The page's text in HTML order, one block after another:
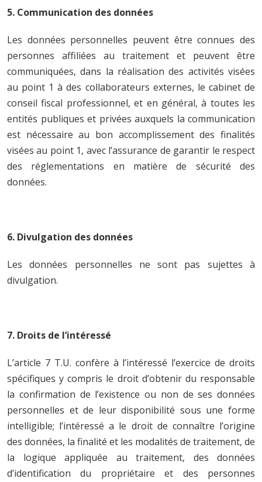
5. Communication des données
Les données personnelles peuvent être connues des
personnes affiliées au traitement et peuvent être
communiquées, dans la réalisation des activités visées
au point 1 à des collaborateurs externes, le cabinet de
conseil fiscal professionnel, et en général, à toutes les
entités publiques et privées auxquels la communication
est nécessaire au bon accomplissement des finalités
visées au point 1, avec l’assurance de garantir le respect
des réglementations en matière de sécurité des
données.
6. Divulgation des données
Les données personnelles ne sont pas sujettes à
divulgation.
7. Droits de l’intéressé
L’article 7 T.U. confère à l’intéressé l’exercice de droits
spécifiques y compris le droit d’obtenir du responsable
la confirmation de l’existence ou non de ses données
personnelles et de leur disponibilité sous une forme
intelligible; l’intéressé a le droit de connaître l’origine
des données, la finalité et les modalités de traitement, de
la logique appliquée au traitement, des données
d’identification du propriétaire et des personnes